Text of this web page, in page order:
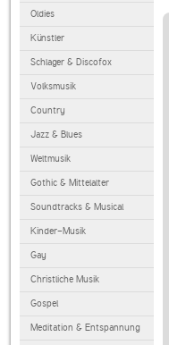
Oldies
Künstler
Schlager & Discofox
Volksmusik
Country
Jazz & Blues
Weltmusik
Gothic & Mittelalter
Soundtracks & Musical
Kinder-Musik
Gay
Christliche Musik
Gospel
Meditation & Entspannung